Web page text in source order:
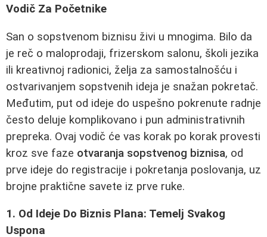
Vodič Za Početnike
San o sopstvenom biznisu živi u mnogima. Bilo da
je reč o maloprodaji, frizerskom salonu, školi jezika
ili kreativnoj radionici, želja za samostalnošću i
ostvarivanjem sopstvenih ideja je snažan pokretač.
Međutim, put od ideje do uspešno pokrenute radnje
često deluje komplikovano i pun administrativnih
prepreka. Ovaj vodič će vas korak po korak provesti
kroz sve faze otvaranja sopstvenog biznisa, od
prve ideje do registracije i pokretanja poslovanja, uz
brojne praktične savete iz prve ruke.
1. Od Ideje Do Biznis Plana: Temelj Svakog
Uspona